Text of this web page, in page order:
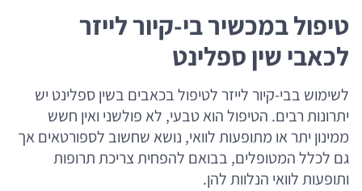
טיפול במכשיר בי-קיור לייזר
לכאבי שין ספלינט
לשימוש בבי-קיור לייזר לטיפול בכאבים בשין ספלינט יש
יתרונות רבים. הטיפול הוא טבעי, לא פולשני ואין חשש
ממינון יתר או מתופעות לוואי, נושא שחשוב לספורטאים אך
גם לכלל המטופלים, בבואם להפחית צריכת תרופות
ותופעות לוואי הנלוות להן.